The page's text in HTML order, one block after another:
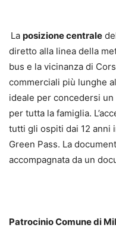
La posizione centrale
diretto alla linea della
bus e la vicinanza di
commerciali più lunghe
ideale per concedersi
per tutta la famiglia.
tutti gli ospiti dai 12 anni
Green Pass. La
accompagnata da un
Patrocinio Comune di